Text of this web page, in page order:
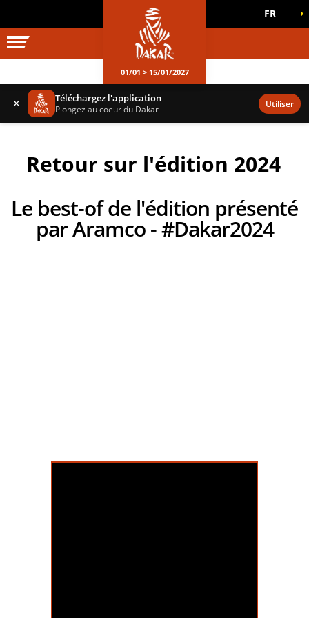
DAKAR
OFFICIELS FR
01/01 > 15/01/2027
✕ Téléchargez l'application
Plongez au coeur du Dakar Utiliser
Retour sur l'édition 2024
Le best-of de l'édition présenté
par Aramco - #Dakar2024